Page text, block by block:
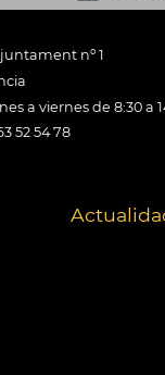
nº 1
a viernes de 8:30 a
52 54 78